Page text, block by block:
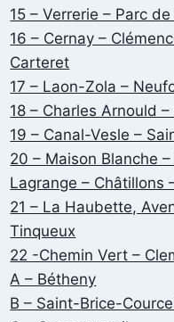
15 – Verrerie – Parc
16 – Cernay –
Carteret
17 – Laon-Zola –
18 – Charles Arnould
19 – Canal-Vesle –
20 – Maison Blanche
Lagrange – Châtillons
21 – La Haubette,
Tinqueux
22 -Chemin Vert –
A – Bétheny
B – Saint-Brice-